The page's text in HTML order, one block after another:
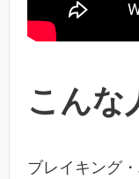
こんな
ブレイキング